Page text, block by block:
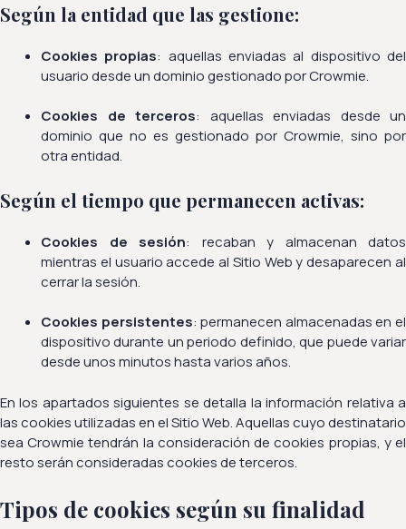
Según la entidad que las gestione:
Cookies propias: aquellas enviadas al dispositivo del
usuario desde un dominio gestionado por Crowmie.
Cookies de terceros: aquellas enviadas desde un
dominio que no es gestionado por Crowmie, sino por
otra entidad.
Según el tiempo que permanecen activas:
Cookies de sesión: recaban y almacenan datos
mientras el usuario accede al Sitio Web y desaparecen al
cerrar la sesión.
Cookies persistentes: permanecen almacenadas en el
dispositivo durante un periodo definido, que puede variar
desde unos minutos hasta varios años.
En los apartados siguientes se detalla la información relativa a
las cookies utilizadas en el Sitio Web. Aquellas cuyo destinatario
sea Crowmie tendrán la consideración de cookies propias, y el
resto serán consideradas cookies de terceros.
Tipos de cookies según su finalidad